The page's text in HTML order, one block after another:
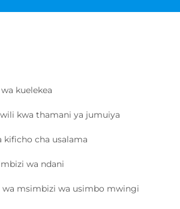
kuelekea
kwa thamani ya jumuiya
kificho cha usalama
wa ndani
wa msimbizi wa usimbo mwingi